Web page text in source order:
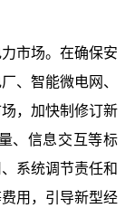
市场。在确保安
、智能微电网、
，加快制修订新
、信息交互等标
系统调节责任和
用，引导新型经